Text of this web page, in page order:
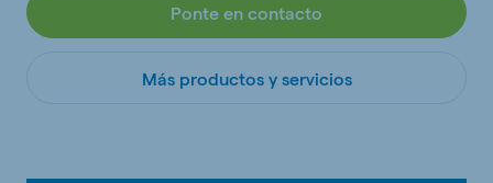
Ponte en contacto
Más productos y servicios